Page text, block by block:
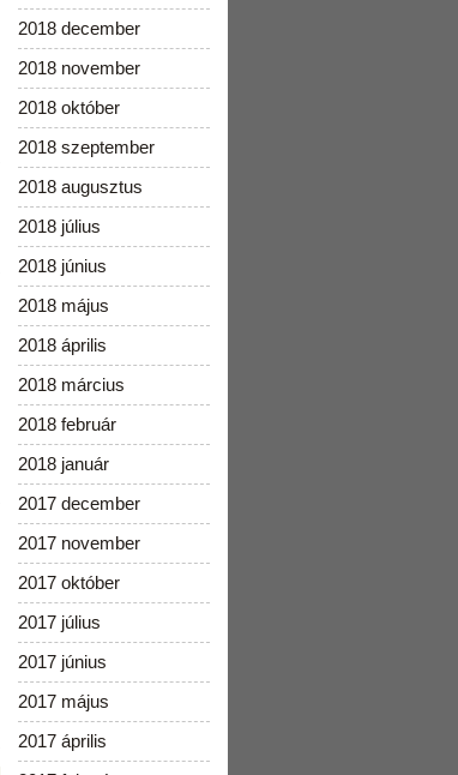
2018 december
2018 november
2018 október
2018 szeptember
2018 augusztus
2018 július
2018 június
2018 május
2018 április
2018 március
2018 február
2018 január
2017 december
2017 november
2017 október
2017 július
2017 június
2017 május
2017 április